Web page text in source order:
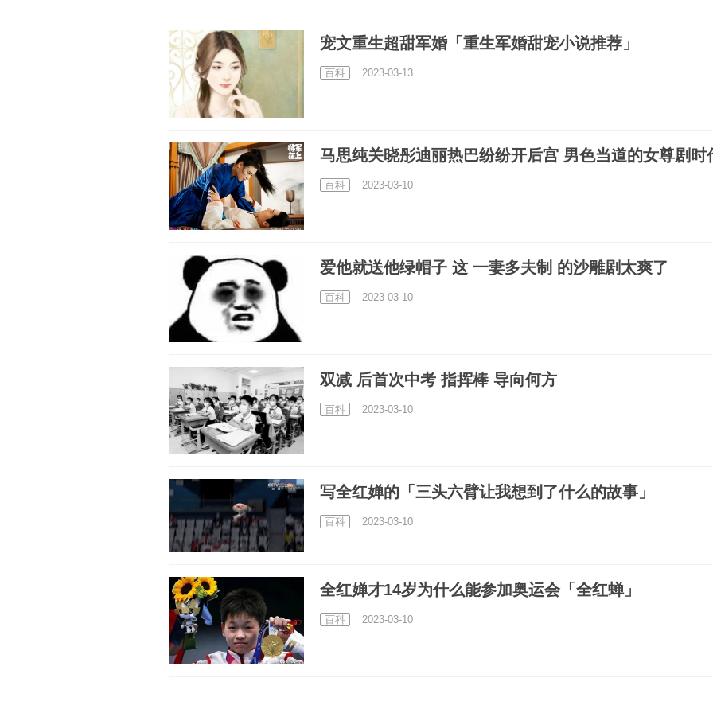
宠文重生超甜军婚「重生军婚甜宠小说推荐」
2023-03-13
百科
马思纯关晓彤迪丽热巴纷纷开后宫 男色当道的女尊剧时
2023-03-10
百科
爱他就送他绿帽子 这 一妻多夫制 的沙雕剧太爽了
2023-03-10
百科
双减 后首次中考 指挥棒 导向何方
2023-03-10
百科
写全红婵的「三头六臂让我想到了什么的故事」
2023-03-10
百科
全红婵才14岁为什么能参加奥运会「全红蝉」
2023-03-10
百科